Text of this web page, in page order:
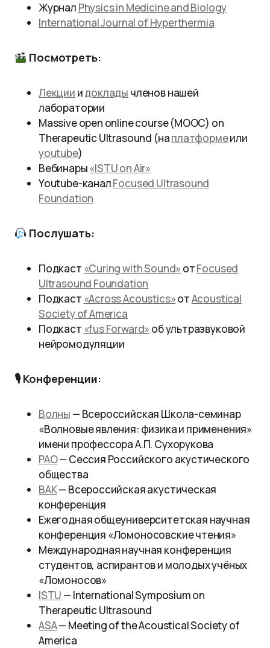
Журнал Physics in Medicine and Biology
International Journal of Hyperthermia
Посмотреть:
Лекции идоклады членов нашей
лаборатории
Massive open online course (MOOC) on
Therapeutic Ultrasound (наплатформеили
youtube)
Вебинары«ISTU on Air»
Youtube-каналFocused Ultrasound
Foundation
Послушать:
Подкаст «Curing with Sound» отFocused
Ultrasound Foundation
Подкаст «Across Acoustics»отAcoustical
Society of America
Подкаст «fus Forward» об ультразвуковой
нейромодуляции
🎙 Конференции:
Волны — Всероссийская Школа-семинар
«Волновые явления: физика и применения»
имени профессора А.П. Сухорукова
РАО— Сессия Российского акустического
общества
ВАК— Всероссийская акустическая
конференция
Ежегодная общеуниверситетская научная
конференция «Ломоносовские чтения»
Международная научная конференция
студентов, аспирантов и молодых учёных
«Ломоносов»
ISTU — International Symposium on
Therapeutic Ultrasound
ASA— Meeting of the Acoustical Society of
America